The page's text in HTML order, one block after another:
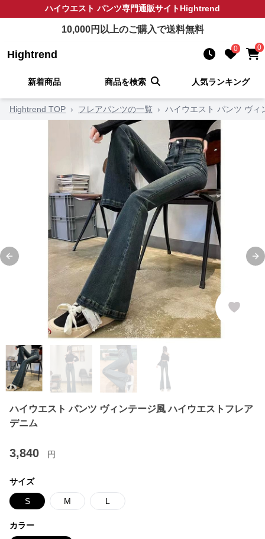
ハイウエスト パンツ専門通販サイトHightrend
10,000円以上のご購入で送料無料
Hightrend 0 0
新着商品 商品を検索 人気ランキング
Hightrend TOP › フレアパンツの一覧 › ハイウエスト パンツ ヴィ
Previous slide
ハイウエスト パンツ ヴィンテージ風 ハイウエストフレア
デニム
3,840 円
サイズ
S M L
カラー